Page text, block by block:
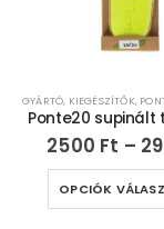
GYÁRTÓ, KIEGÉSZÍTŐK,
Ponte20 supinált
2500 Ft –
OPCIÓK